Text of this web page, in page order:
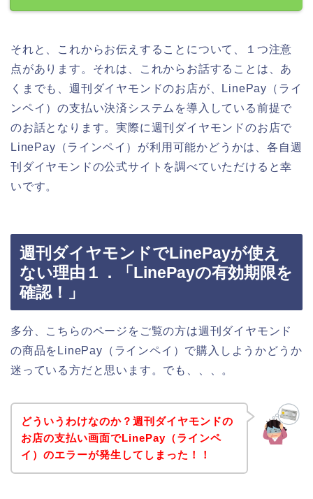
それと、これからお伝えすることについて、１つ注意
点があります。それは、これからお話することは、あ
くまでも、週刊ダイヤモンドのお店が、LinePay（ライ
ンペイ）の支払い決済システムを導入している前提で
のお話となります。実際に週刊ダイヤモンドのお店で
LinePay（ラインペイ）が利用可能かどうかは、各自週
刊ダイヤモンドの公式サイトを調べていただけると幸
いです。
週刊ダイヤモンドでLinePayが使え
ない理由１．「LinePayの有効期限を
確認！」
多分、こちらのページをご覧の方は週刊ダイヤモンド
の商品をLinePay（ラインペイ）で購入しようかどうか
迷っている方だと思います。でも、、、。
どういうわけなのか？週刊ダイヤモンドの
お店の支払い画面でLinePay（ラインペ
イ）のエラーが発生してしまった！！